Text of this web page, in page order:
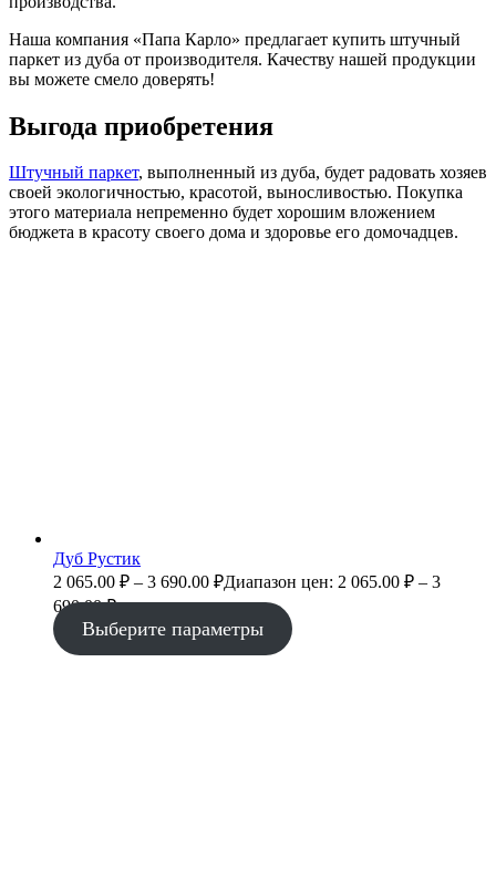
Наша компания «Папа Карло» предлагает купить штучный
паркет из дуба от производителя. Качеству нашей продукции
вы можете смело доверять!
Выгода приобретения
Штучный паркет, выполненный из дуба, будет радовать хозяев
своей экологичностью, красотой, выносливостью. Покупка
этого материала непременно будет хорошим вложением
бюджета в красоту своего дома и здоровье его домочадцев.
Дуб Рустик
2 065.00 ₽ – 3 690.00 ₽Диапазон цен: 2 065.00 ₽ – 3
690.00 ₽
Выберите параметры